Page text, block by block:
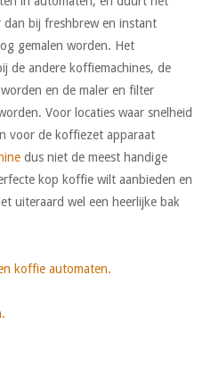
bij freshbrew en instant
gemalen worden. Het
de andere koffiemachines, de
en de maler en filter
Voor locaties waar snelheid
voor de koffiezet apparaat
dus niet de meest handige
kop koffie wilt aanbieden en
uiteraard wel een heerlijke bak
koffie automaten.